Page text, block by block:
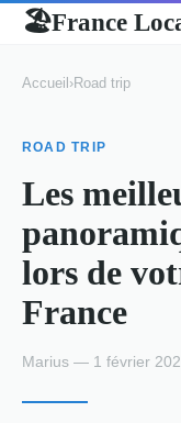
🏖France
Accueil ›Road trip
ROAD TRIP
Les
lors de
France
Marius — 1 février